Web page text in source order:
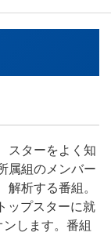
スターをよく知
属組のメンバー
解析する番組。
ップスターに就
ンします。番組